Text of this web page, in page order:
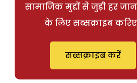
सामाजिक मुद्दों से जुड़ी हर
के लिए सब्सक्राइब करिए
सब्सक्राइब करें